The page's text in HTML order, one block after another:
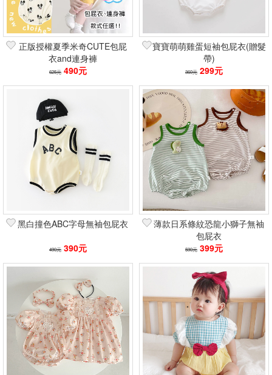
正版授權夏季米奇CUTE包屁
衣and連身褲
625元 490元
寶寶萌萌雞蛋短袖包屁衣(贈髮
帶)
360元 299元
黑白撞色ABC字母無袖包屁衣
490元 390元
薄款日系條紋恐龍小獅子無袖
包屁衣
590元 399元